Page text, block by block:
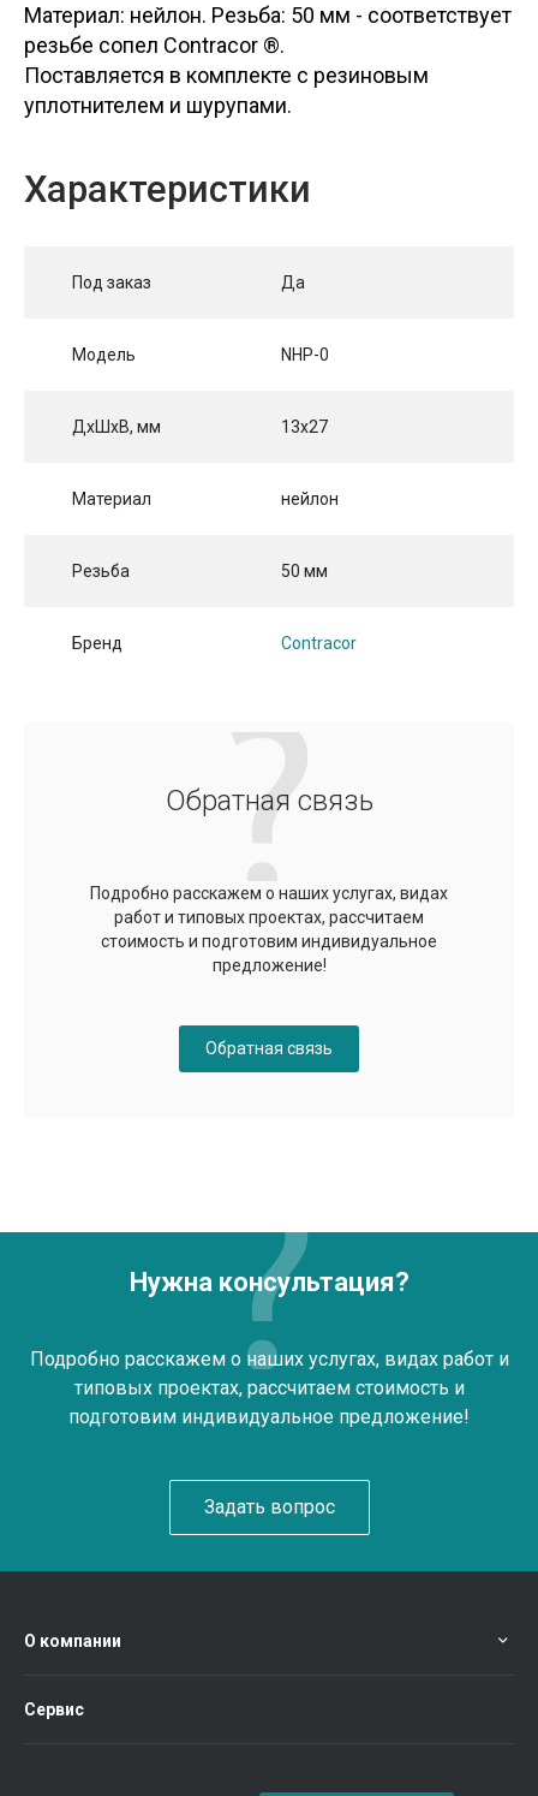
Материал: нейлон. Резьба: 50 мм - соответствует
резьбе сопел Contracor ®.
Поставляется в комплекте с резиновым
уплотнителем и шурупами.
Характеристики
Под заказ Да
Модель NHP-0
ДхШхВ, мм 13х27
Материал нейлон
Резьба 50 мм
Бренд Contracor
Обратная связь
Подробно расскажем о наших услугах, видах
работ и типовых проектах, рассчитаем
стоимость и подготовим индивидуальное
предложение!
Обратная связь
Нужна консультация?
Подробно расскажем о наших услугах, видах работ и
типовых проектах, рассчитаем стоимость и
подготовим индивидуальное предложение!
Задать вопрос
О компании
Сервис